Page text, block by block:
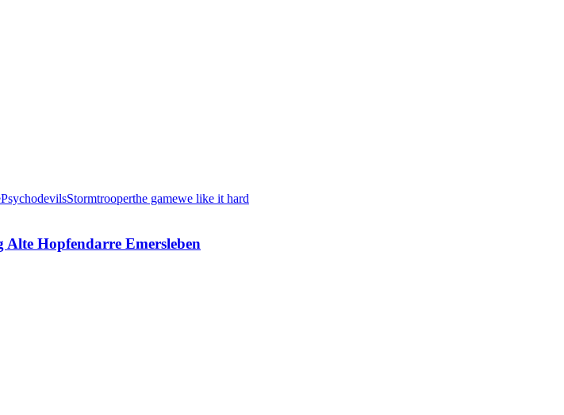
PsychodevilsStormtrooperthe gamewe like it hard
Hopfendarre Emersleben